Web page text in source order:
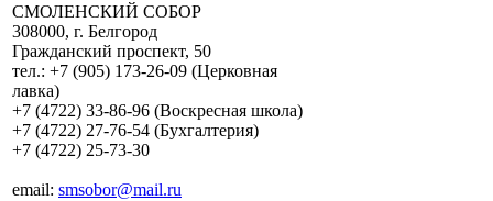
СМОЛЕНСКИЙ СОБОР
308000, г. Белгород
Гражданский проспект, 50
тел.: +7 (905) 173-26-09 (Церковная
лавка)
+7 (4722) 33-86-96 (Воскресная школа)
+7 (4722) 27-76-54 (Бухгалтерия)
+7 (4722) 25-73-30
email: smsobor@mail.ru